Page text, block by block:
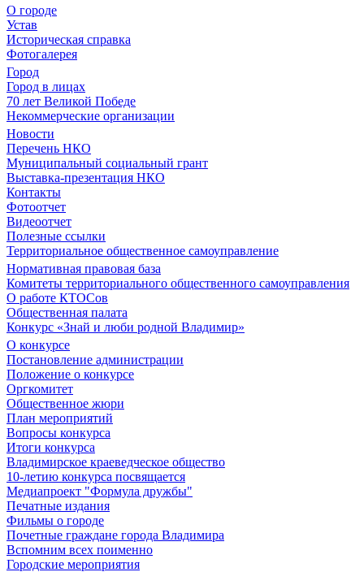
О городе
Устав
Историческая справка
Фотогалерея
Город
Город в лицах
70 лет Великой Победе
Некоммерческие организации
Новости
Перечень НКО
Муниципальный социальный грант
Выставка-презентация НКО
Контакты
Фотоотчет
Видеоотчет
Полезные ссылки
Территориальное общественное самоуправление
Нормативная правовая база
Комитеты территориального общественного самоуправления
О работе КТОСов
Общественная палата
Конкурс «Знай и люби родной Владимир»
О конкурсе
Постановление администрации
Положение о конкурсе
Оргкомитет
Общественное жюри
План мероприятий
Вопросы конкурса
Итоги конкурса
Владимирское краеведческое общество
10-летию конкурса посвящается
Медиапроект "Формула дружбы"
Печатные издания
Фильмы о городе
Почетные граждане города Владимира
Вспомним всех поименно
Городские мероприятия